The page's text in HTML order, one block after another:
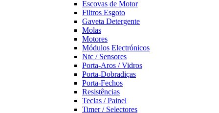
Escovas de Motor
Filtros Esgoto
Gaveta Detergente
Molas
Motores
Módulos Electrónicos
Ntc / Sensores
Porta-Aros / Vidros
Porta-Dobradiças
Porta-Fechos
Resistências
Teclas / Painel
Timer / Selectores